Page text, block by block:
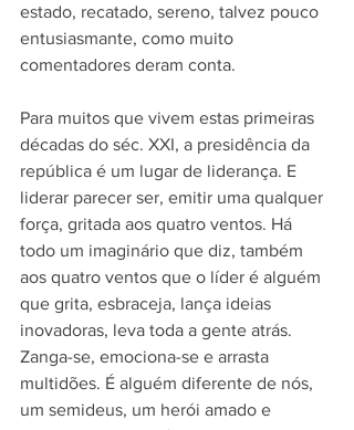
estado, recatado, sereno, talvez pouco
entusiasmante, como muito
comentadores deram conta.
Para muitos que vivem estas primeiras
décadas do séc. XXI, a presidência da
república é um lugar de liderança. E
liderar parecer ser, emitir uma qualquer
força, gritada aos quatro ventos. Há
todo um imaginário que diz, também
aos quatro ventos que o líder é alguém
que grita, esbraceja, lança ideias
inovadoras, leva toda a gente atrás.
Zanga-se, emociona-se e arrasta
multidões. É alguém diferente de nós,
um semideus, um herói amado e